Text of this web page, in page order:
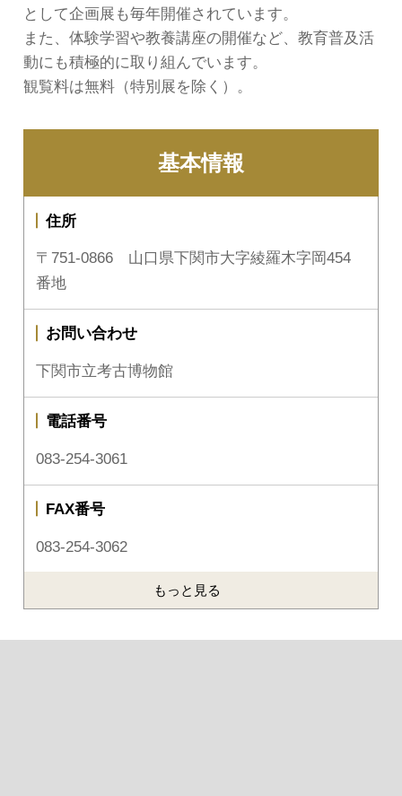
として企画展も毎年開催されています。
また、体験学習や教養講座の開催など、教育普及活
動にも積極的に取り組んでいます。
観覧料は無料（特別展を除く）。
基本情報
住所
〒751-0866 山口県下関市大字綾羅木字岡454
番地
お問い合わせ
下関市立考古博物館
電話番号
083-254-3061
FAX番号
083-254-3062
もっと見る